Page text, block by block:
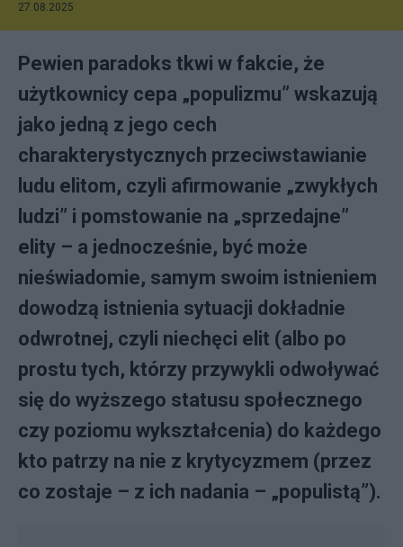
27.08.2025
Pewien paradoks tkwi w fakcie, że
użytkownicy cepa „populizmu” wskazują
jako jedną z jego cech
charakterystycznych przeciwstawianie
ludu elitom, czyli afirmowanie „zwykłych
ludzi” i pomstowanie na „sprzedajne”
elity – a jednocześnie, być może
nieświadomie, samym swoim istnieniem
dowodzą istnienia sytuacji dokładnie
odwrotnej, czyli niechęci elit (albo po
prostu tych, którzy przywykli odwoływać
się do wyższego statusu społecznego
czy poziomu wykształcenia) do każdego
kto patrzy na nie z krytycyzmem (przez
co zostaje – z ich nadania – „populistą”).